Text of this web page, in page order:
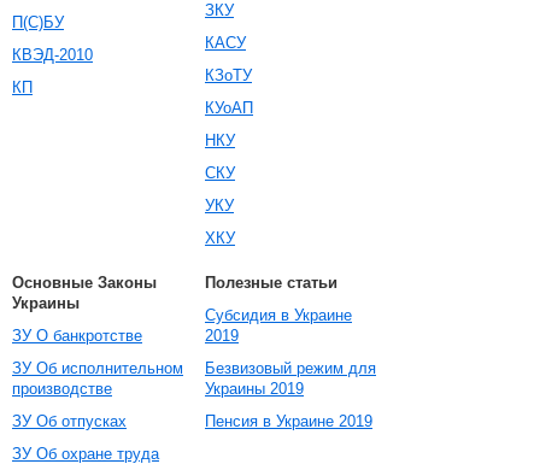
П(С)БУ
КВЭД-2010
КП
ЗКУ
КАСУ
КЗоТУ
КУоАП
НКУ
СКУ
УКУ
ХКУ
Основные Законы
Украины
ЗУ О банкротстве
ЗУ Об исполнительном
производстве
ЗУ Об отпусках
ЗУ Об охране труда
Полезные статьи
Субсидия в Украине
2019
Безвизовый режим для
Украины 2019
Пенсия в Украине 2019